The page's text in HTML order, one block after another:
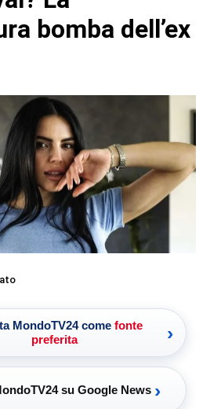
bomba dell’ex
MondoTV24 come fonte
preferita
›
su Google News ›